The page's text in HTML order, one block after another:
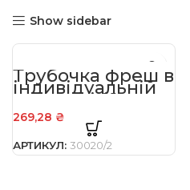
Show sidebar
Трубочка фреш в
індивідуальній
упаковці 21 см
(300 шт/уп)
269,28 ₴
АРТИКУЛ: 30020/2